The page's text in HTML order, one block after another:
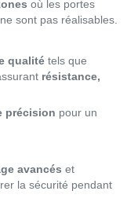
où les portes
sont pas réalisables.
qualité tels que
résistance,
précision pour un
avancés et
la sécurité pendant